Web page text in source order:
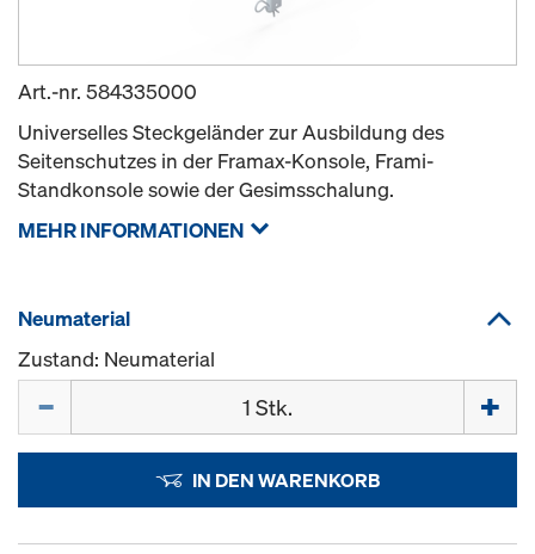
Art.-nr. 584335000
Universelles Steckgeländer zur Ausbildung des
Seitenschutzes in der Framax-Konsole, Frami-
Standkonsole sowie der Gesimsschalung.
MEHR INFORMATIONEN
Neumaterial
Zustand: Neumaterial
IN DEN WARENKORB